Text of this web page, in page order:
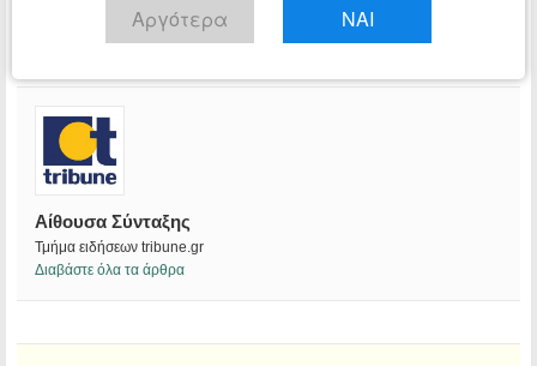
Αίθουσα Σύνταξης
Τμήμα ειδήσεων tribune.gr
Διαβάστε όλα τα άρθρα
Αργότερα ΝΑΙ